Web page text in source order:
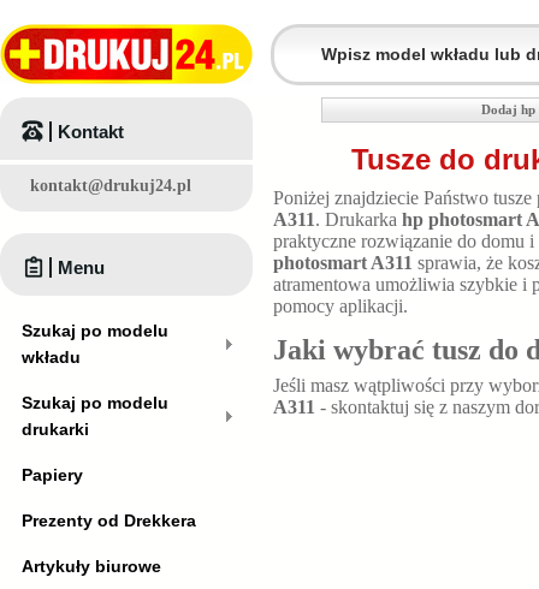
Dodaj hp
Tusze do
Poniżej znajdziecie Państwo
A311. Drukarka hp photosmart
praktyczne rozwiązanie do domu
photosmart A311 sprawia, że
atramentowa umożliwia szybkie i
pomocy aplikacji.
Jaki wybrać tusz
Jeśli masz wątpliwości przy
A311 - skontaktuj się z naszym
Kontakt
kontakt@drukuj24.pl
Menu
Szukaj po modelu
wkładu
Szukaj po modelu
drukarki
Papiery
Prezenty od Drekkera
Artykuły biurowe